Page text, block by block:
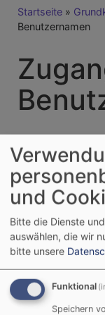
Startseite
Benutzernamen
Es besteht die
persönlichen
evangelische-
Verknüpfung
haben.
Um diese
Feld Weitere
Benutzernamen
und
Bitte die Dienste
auswählen, die wir
bitte unsere
Funktional
Speichern